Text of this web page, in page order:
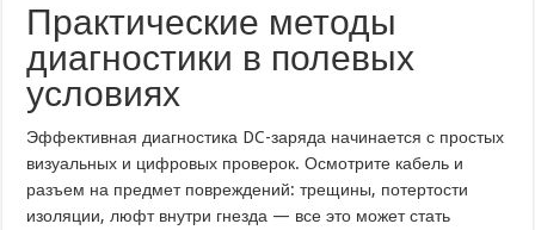
Практические методы
диагностики в полевых
условиях
Эффективная диагностика DC-заряда начинается с простых
визуальных и цифровых проверок. Осмотрите кабель и
разъем на предмет повреждений: трещины, потертости
изоляции, люфт внутри гнезда — все это может стать